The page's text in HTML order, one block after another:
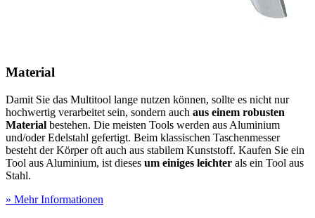
Material
Damit Sie das Multitool lange nutzen können, sollte es nicht nur
hochwertig verarbeitet sein, sondern auch aus einem robusten
Material bestehen. Die meisten Tools werden aus Aluminium
und/oder Edelstahl gefertigt. Beim klassischen Taschenmesser
besteht der Körper oft auch aus stabilem Kunststoff. Kaufen Sie ein
Tool aus Aluminium, ist dieses um einiges leichter als ein Tool aus
Stahl.
» Mehr Informationen